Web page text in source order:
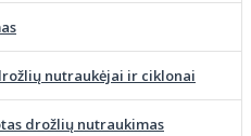
nutraukėjai ir ciklonai
drožlių nutraukimas